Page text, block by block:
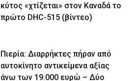
κύτος «χτίζεται» στον Καναδά το
πρώτο DHC-515 (βίντεο)
Πιερία: Διαρρήκτες πήραν από
αυτοκίνητο αντικείμενα αξίας
άνω των 19.000 ευρώ – Δύο